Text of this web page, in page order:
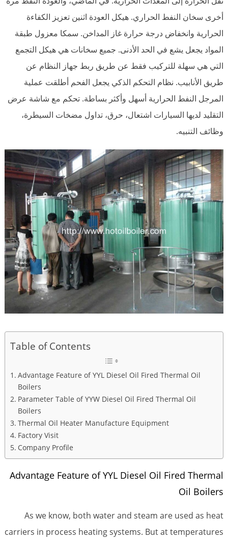
أخرى سخان النفط الحراري. هيكل العودة اثنين تعزيز الكفاءة
الحرارية وانخفاض درجة حرارة غاز المداخن. سمكا معزول طبقة
المواد يجعل يشع في الحد الأدنى. جميع سخانات هي هيكل التجمع
التي هي سهلة للتركيب فقط عن طريق ربط جهاز النظام عن
طريق الأنابيب. نظام التحكم الذكي يجعل الفحم أطلقت عملية
المرجل النفط الحرارية أسهل وأكثر بساطة. تحكم مع شاشة عرض
التقليد لديها السيارات اشتعال، حرق، تداول مضخات السيطرة،
وظائف التنبيه.
Table of Contents
Advantage Feature of YYL Diesel Oil Fired Thermal Oil
Boilers
Parameter Table of YYW Diesel Oil Fired Thermal Oil
Boilers
Thermal Oil Heater Manufacture Equipment
Factory Visit
Company Profile
Advantage Feature of YYL Diesel Oil Fired Thermal
Oil Boilers
As we know, both water and steam are used as heat
carriers in process heating systems. But at temperatures